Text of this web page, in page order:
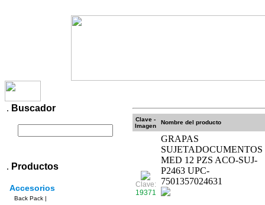
. Buscador
. Productos
Accesorios
Back Pack |
Clave -
Imagen
Nombre del producto
Clave:
19371
GRAPAS
SUJETADOCUMENTOS
MED 12 PZS ACO-SUJ-
P2463 UPC-
7501357024631